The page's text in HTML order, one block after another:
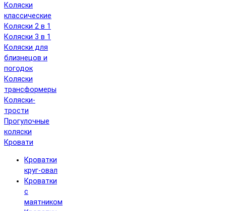
Коляски
классические
Коляски 2 в 1
Коляски 3 в 1
Коляски для
близнецов и
погодок
Коляски
трансформеры
Коляски-
трости
Прогулочные
коляски
Кровати
Кроватки
круг-овал
Кроватки
с
маятником